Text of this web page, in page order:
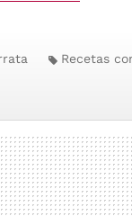
Recetas